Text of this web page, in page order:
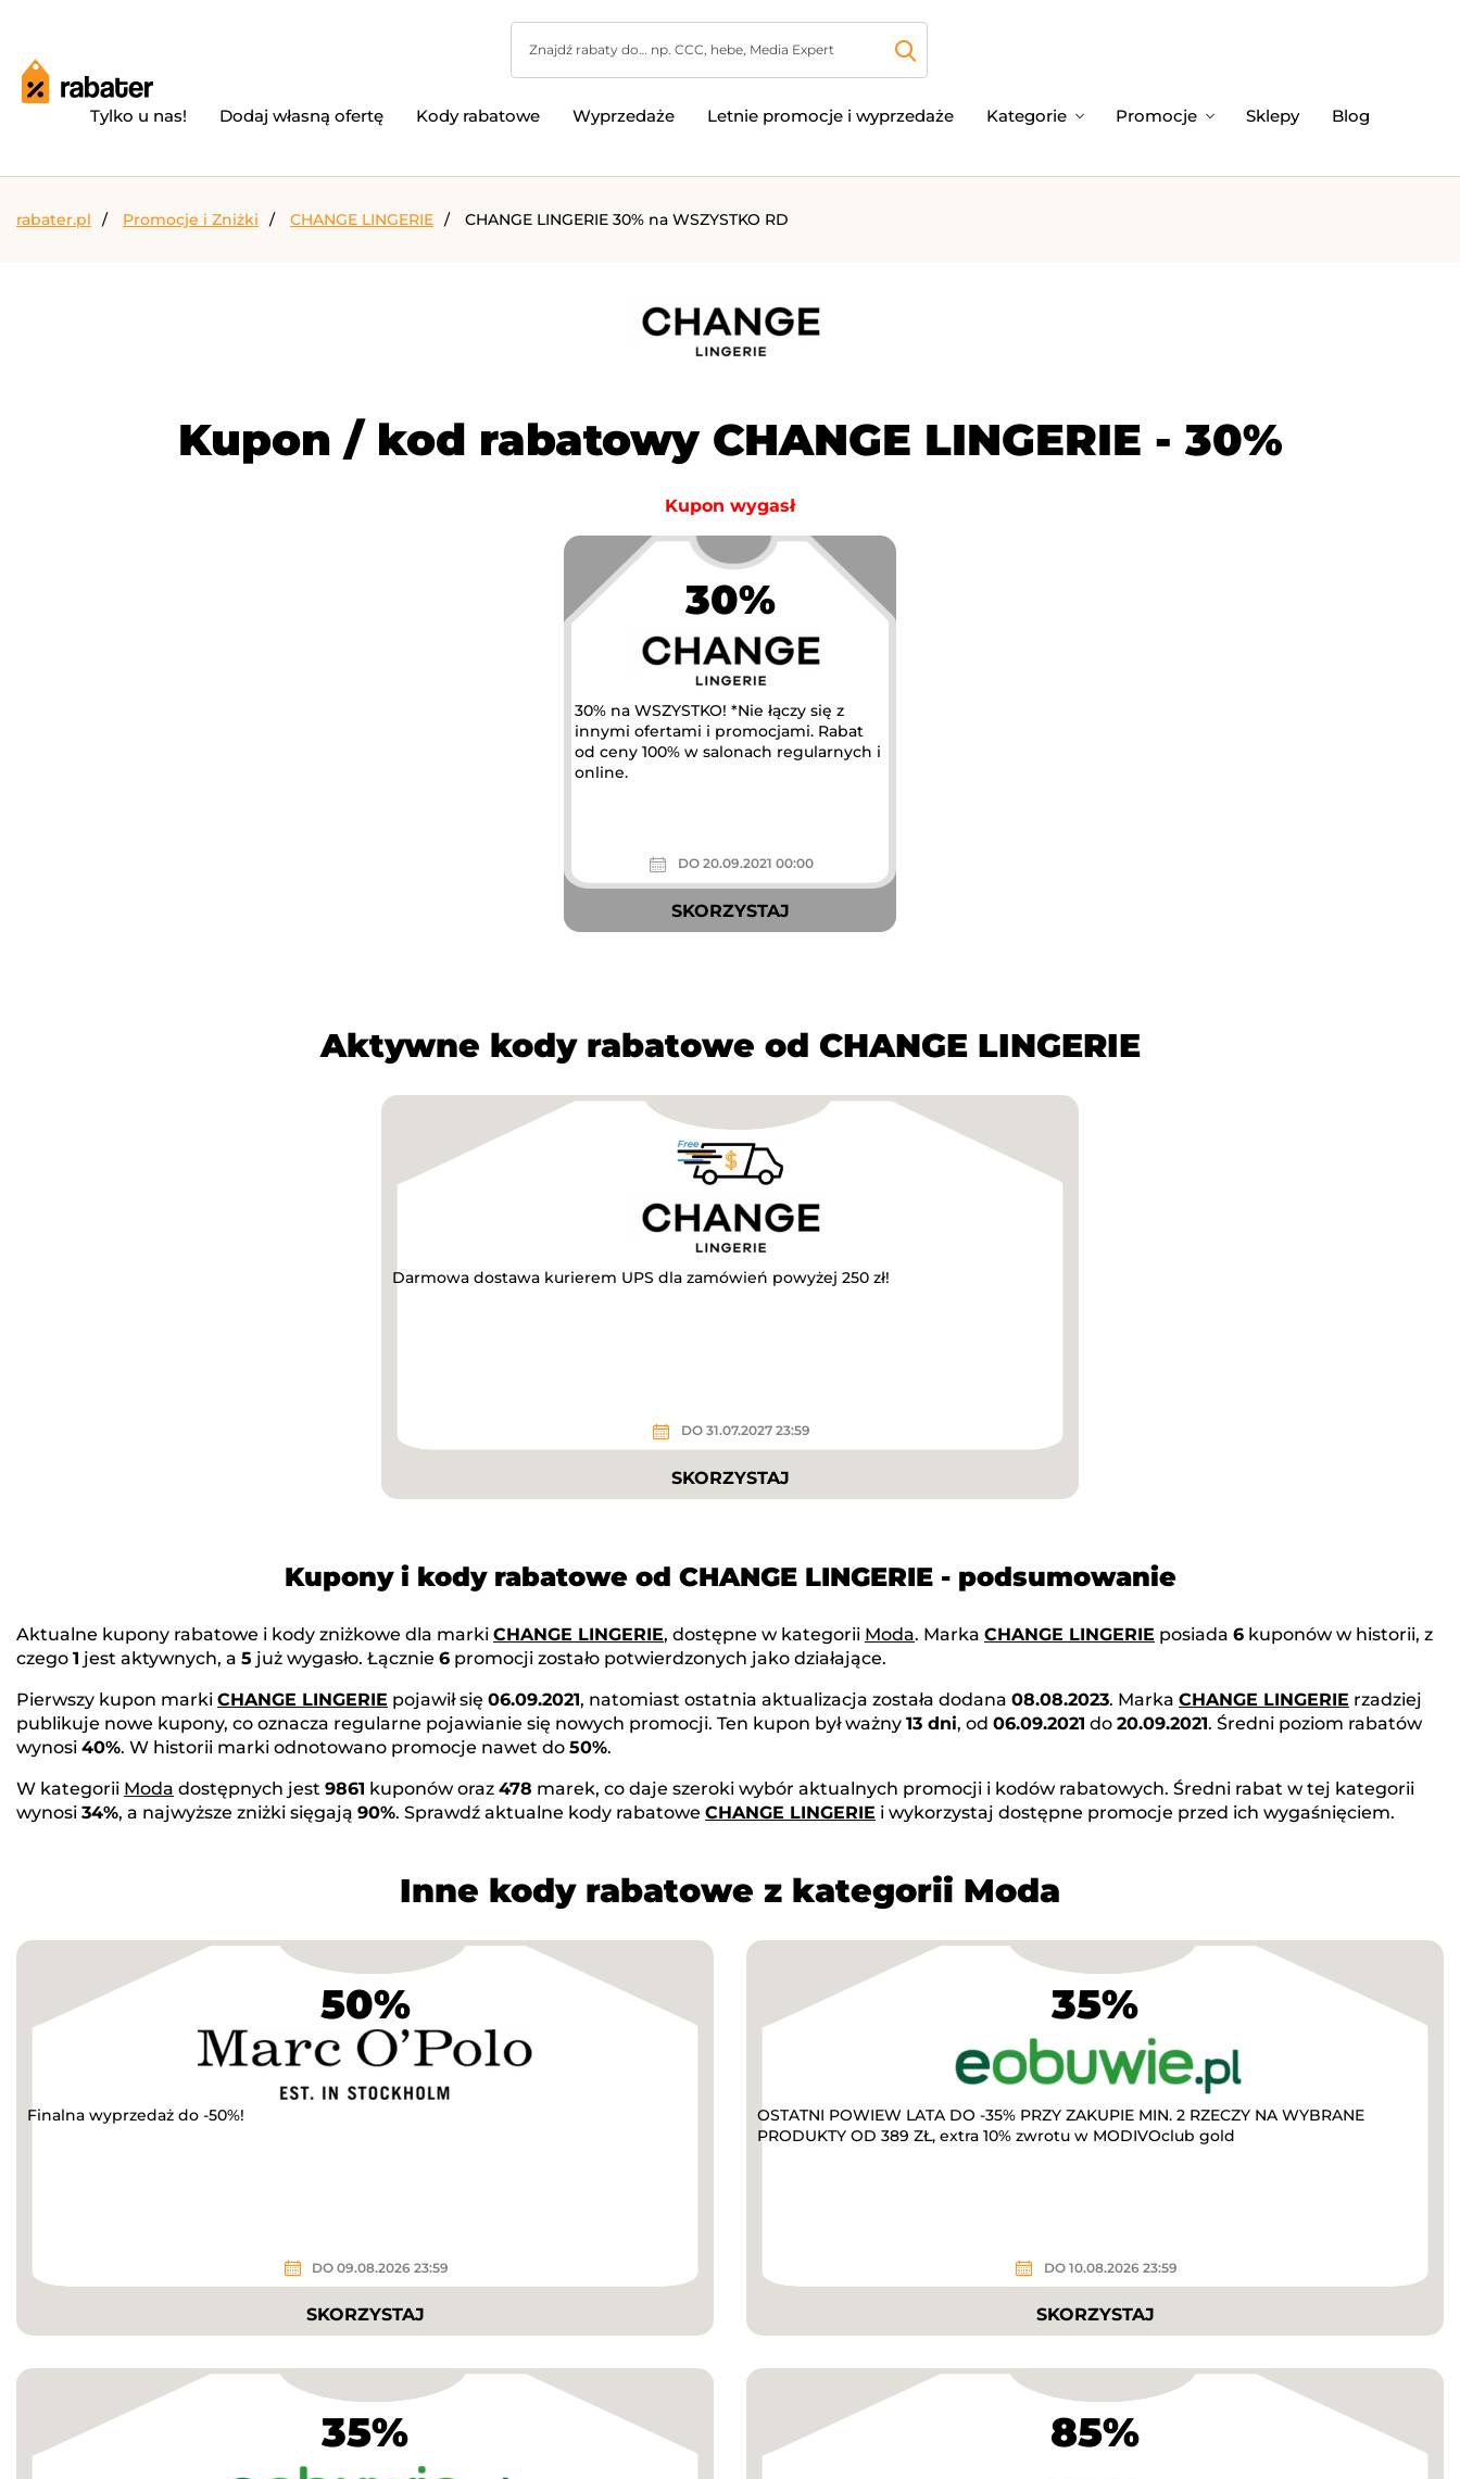
Tylko u nas! Dodaj własną ofertę Kody rabatowe Wyprzedaże Letnie promocje i wyprzedaże Kategorie Promocje Sklepy Blog
rabater.pl Promocje i Zniżki CHANGE LINGERIE CHANGE LINGERIE 30% na WSZYSTKO RD
Kupon / kod rabatowy CHANGE LINGERIE - 30%
Kupon wygasł
30%
30% na WSZYSTKO! *Nie łączy się z
innymi ofertami i promocjami. Rabat
od ceny 100% w salonach regularnych i
online.
DO 20.09.2021 00:00
Największa akcja rabatowa w
SKORZYSTAJ
Aktywne kody rabatowe od CHANGE LINGERIE
Darmowa dostawa kurierem UPS dla zamówień powyżej 250 zł!
DO 31.07.2027 23:59
SKORZYSTAJ
Kupony i kody rabatowe od CHANGE LINGERIE - podsumowanie
Aktualne kupony rabatowe i kody zniżkowe dla marki CHANGE LINGERIE, dostępne w kategorii Moda. Marka CHANGE LINGERIE posiada 6 kuponów w historii, z
czego 1 jest aktywnych, a 5 już wygasło. Łącznie 6 promocji zostało potwierdzonych jako działające.
Pierwszy kupon marki CHANGE LINGERIE pojawił się 06.09.2021, natomiast ostatnia aktualizacja została dodana 08.08.2023. Marka CHANGE LINGERIE rzadziej
publikuje nowe kupony, co oznacza regularne pojawianie się nowych promocji. Ten kupon był ważny 13 dni, od 06.09.2021 do 20.09.2021. Średni poziom rabatów
wynosi 40%. W historii marki odnotowano promocje nawet do 50%.
W kategorii Moda dostępnych jest 9861 kuponów oraz 478 marek, co daje szeroki wybór aktualnych promocji i kodów rabatowych. Średni rabat w tej kategorii
wynosi 34%, a najwyższe zniżki sięgają 90%. Sprawdź aktualne kody rabatowe CHANGE LINGERIE i wykorzystaj dostępne promocje przed ich wygaśnięciem.
Inne kody rabatowe z kategorii Moda
50%
Finalna wyprzedaż do -50%!
DO 09.08.2026 23:59
SKORZYSTAJ
35%
OSTATNI POWIEW LATA DO -35% PRZY ZAKUPIE MIN. 2 RZECZY NA WYBRANE
PRODUKTY OD 389 ZŁ, extra 10% zwrotu w MODIVOclub gold
DO 10.08.2026 23:59
SKORZYSTAJ
35% 85%